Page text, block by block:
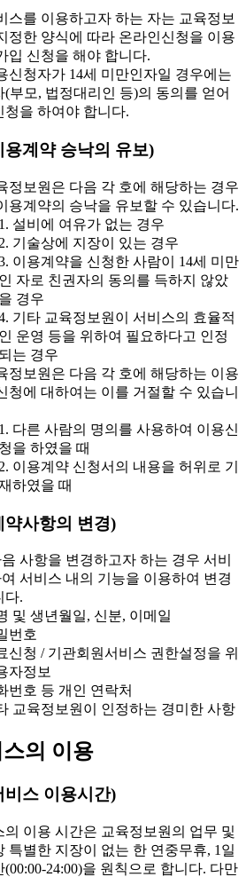
스를 이용하고자 하는 자는 교육정보
정한 양식에 따라 온라인신청을 이용
입 신청을 해야 합니다.
신청자가 14세 미만인자일 경우에는
(부모, 법정대리인 등)의 동의를 얻어
청을 하여야 합니다.
용계약 승낙의 유보)
정보원은 다음 각 호에 해당하는 경우
용계약의 승낙을 유보할 수 있습니다.
1. 설비에 여유가 없는 경우
2. 기술상에 지장이 있는 경우
이용계약을 신청한 사람이 14세 미만
인 자로 친권자의 동의를 득하지 않았
을 경우
기타 교육정보원이 서비스의 효율적
인 운영 등을 위하여 필요하다고 인정
되는 경우
정보원은 다음 각 호에 해당하는 이용
청에 대하여는 이를 거절할 수 있습니
1. 다른 사람의 명의를 사용하여 이용신
청을 하였을 때
2. 이용계약 신청서의 내용을 허위로 기
하였을 때
약사항의 변경)
사항을 변경하고자 하는 경우 서비
서비스 내의 기능을 이용하여 변경
다.
및 생년월일, 신분, 이메일
번호
청 / 기관회원서비스 권한설정을 위
자정보
번호 등 개인 연락처
교육정보원이 인정하는 경미한 사항
의 이용
비스 이용시간)
의 이용 시간은 교육정보원의 업무 및
특별한 지장이 없는 한 연중무휴, 1일
(00:00-24:00)을 원칙으로 합니다. 다만